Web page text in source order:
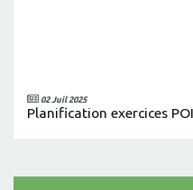
02 Juil 2025
Planification exercices